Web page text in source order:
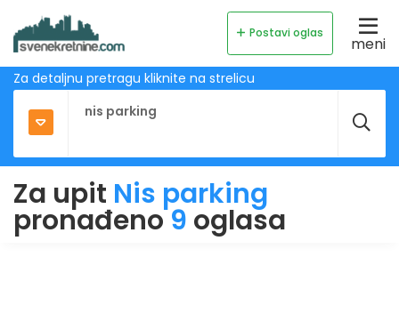
Postavi oglas
meni
Za detaljnu pretragu kliknite na strelicu
Za upit Nis parking
pronađeno9 oglasa